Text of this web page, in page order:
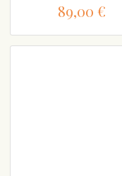
89,00 €